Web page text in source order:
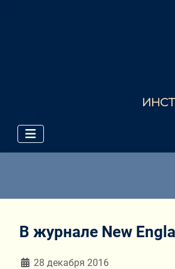
В журнале New
Информация о материале
28 декабря 2016